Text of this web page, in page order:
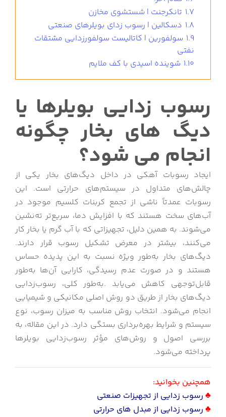
1.7 تانکرجنت | شستشوی مخازن
1.8 دسکالین | رسوب زدای بویلرهای صنعتی
1.9 سولفورین | کاتالیست سولفورزدایی مشتقات
نفتی
1.10 شوینده اسیدی با کف ملایم
رسوب زدایی بویلرها یا
دیگ های بخار چگونه
انجام می شود؟
ایجاد رسوبات آهکی در داخل دیگ‌های بخار یکی از
چالش‌های متداول در سیستم‌های حرارتی است. این
رسوبات عمدتاً ناشی از تجمع کربنات کلسیم موجود در
آب‌های سخت هستند که با افزایش دما، سریع‌تر ته‌نشین
می‌شوند. به همین دلیل، تجهیزاتی که با آب گرم یا بخار کار
می‌کنند، بیشتر در معرض تشکیل رسوب قرار دارند.
دیگ‌های بخار به‌طور ویژه نسبت به این پدیده حساس
هستند و در صورت عدم رسیدگی، کارایی آن‌ها به‌طور
قابل‌توجهی کاهش می‌یابد .به‌طور کلی، رسوب‌زدایی
دیگ‌های بخار از طریق دو روش اصلی مکانیکی و شیمیایی
انجام می‌شود. انتخاب روش مناسب به میزان رسوب، نوع
سیستم و شرایط بهره‌برداری بستگی دارد. در این مقاله، به
بررسی اصول و روش‌های مؤثر رسوب‌زدایی بویلرها
پرداخته می‌شود.
همچنین بخوانید:
♣ رسوب زدایی از تجهیزات صنعتی
♣ رسوب زدایی از مبدل های حرارتی